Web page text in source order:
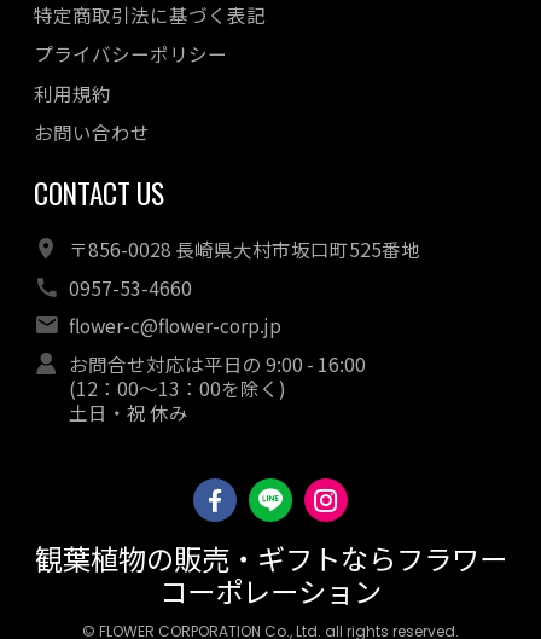
特定商取引法に基づく表記
プライバシーポリシー
利用規約
お問い合わせ
CONTACT US
〒856-0028 長崎県大村市坂口町525番地
0957-53-4660
flower-c@flower-corp.jp
お問合せ対応は平日の 9:00 - 16:00
(12：00～13：00を除く)
土日・祝 休み
観葉植物の販売・ギフトならフラワー
コーポレーション
© FLOWER CORPORATION Co., Ltd. all rights reserved.